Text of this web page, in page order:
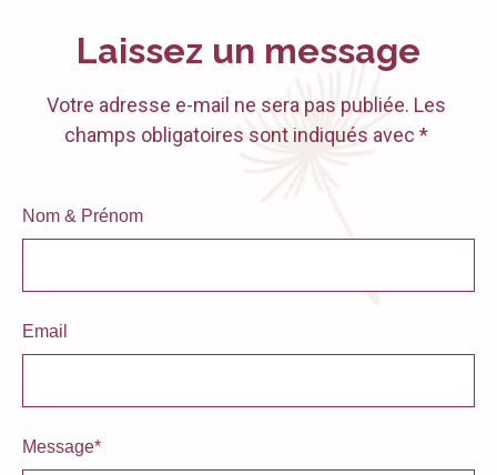
Laissez un message
Votre adresse e-mail ne sera pas publiée. Les
champs obligatoires sont indiqués avec *
Nom & Prénom
Email
Message*